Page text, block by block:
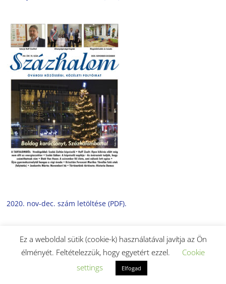
2020. nov-dec. szám letöltése (PDF).
Ez a weboldal sütik (cookie-k) használatával javítja az Ön
élményét. Feltételezzük, hogy egyetért ezzel.
Cookie
settings
Elfogad